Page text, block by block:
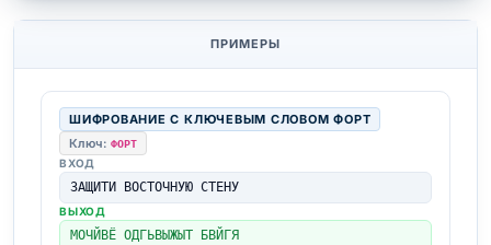
ПРИМЕРЫ
ШИФРОВАНИЕ С КЛЮЧЕВЫМ СЛОВОМ ФОРТ
Ключ: ФОРТ
ВХОД
ЗАЩИТИ ВОСТОЧНУЮ СТЕНУ
ВЫХОД
МОЧЙВЁ ОДГЬВЫЖЫТ БВЙГЯ